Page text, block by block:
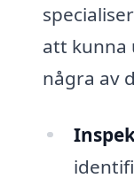
att kunna
några av